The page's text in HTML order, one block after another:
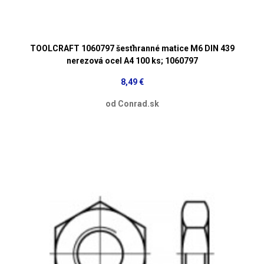
TOOLCRAFT 1060797 šesťhranné matice M6 DIN 439
nerezová ocel A4 100 ks; 1060797
8,49 €
od Conrad.sk